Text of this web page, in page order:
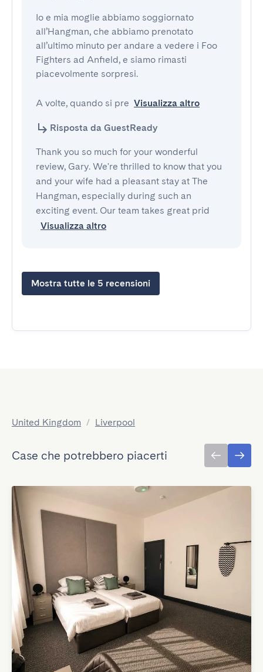
Io e mia moglie abbiamo soggiornato
all’Hangman, che abbiamo prenotato
all’ultimo minuto per andare a vedere i Foo
Fighters ad Anfield, e siamo rimasti
piacevolmente sorpresi.
A volte, quando si pre Visualizza altro
Risposta da GuestReady
Thank you so much for your wonderful
review, Gary. We're thrilled to know that you
and your wife had a pleasant stay at The
Hangman, especially during such an
exciting event. Our team takes great prid
Visualizza altro
Mostra tutte le 5 recensioni
United Kingdom / Liverpool
Case che potrebbero piacerti